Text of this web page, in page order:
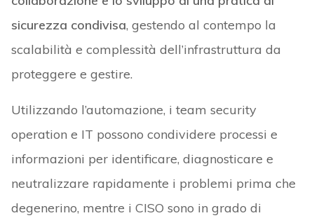
sicurezza condivisa, gestendo al contempo la
scalabilità e complessità dell’infrastruttura da
proteggere e gestire.
Utilizzando l’automazione, i team security
operation e IT possono condividere processi e
informazioni per identificare, diagnosticare e
neutralizzare rapidamente i problemi prima che
degenerino, mentre i CISO sono in grado di